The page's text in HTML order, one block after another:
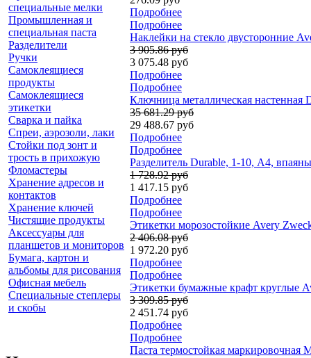
специальные мелки
Промышленная и
специальная паста
Разделители
Ручки
Самоклеящиеся
продукты
Самоклеящиеся
этикетки
Сварка и пайка
Спреи, аэрозоли, лаки
Стойки под зонт и
трость в прихожую
Фломастеры
Хранение адресов и
контактов
Хранение ключей
Чистящие продукты
Аксессуары для
планшетов и мониторов
Бумага, картон и
альбомы для рисования
Офисная мебель
Специальные степлеры
и скобы
Подробнее
Подробнее
Наклейки на стекло двусторонние
3 905.86 руб
3 075.48 руб
Подробнее
Подробнее
Ключница металлическая настенная
35 681.29 руб
29 488.67 руб
Подробнее
Подробнее
Разделитель Durable, 1-10, А4,
1 728.92 руб
1 417.15 руб
Подробнее
Подробнее
Этикетки морозостойкие Avery
2 406.08 руб
1 972.20 руб
Подробнее
Подробнее
Этикетки бумажные крафт круглые
3 309.85 руб
2 451.74 руб
Подробнее
Подробнее
Паста термостойкая маркировочная